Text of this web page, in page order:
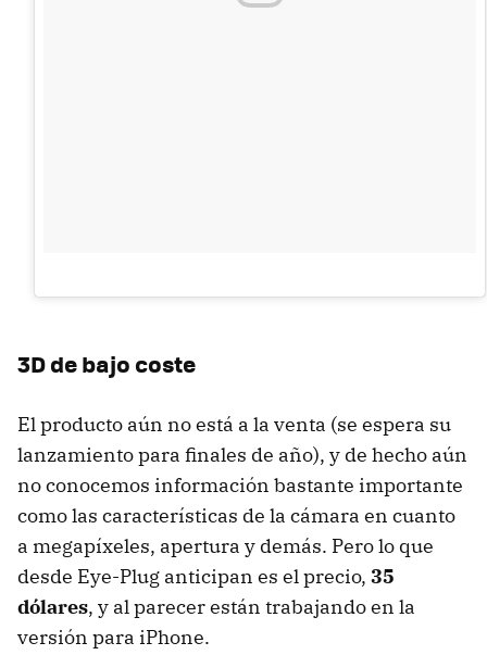
3D de bajo coste
El producto aún no está a la venta (se espera su
lanzamiento para finales de año), y de hecho aún
no conocemos información bastante importante
como las características de la cámara en cuanto
a megapíxeles, apertura y demás. Pero lo que
desde Eye-Plug anticipan es el precio, 35
dólares, y al parecer están trabajando en la
versión para iPhone.